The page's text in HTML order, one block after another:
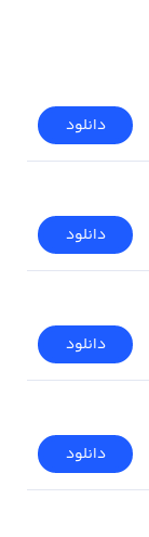
دانلود
دانلود
دانلود
دانلود